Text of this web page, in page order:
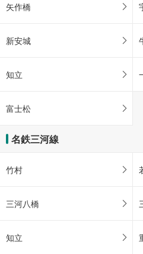
矢作橋
新安城
知立
富士松
名鉄三河線
竹村
三河八橋
知立